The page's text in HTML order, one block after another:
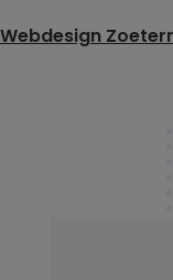
Webdesign